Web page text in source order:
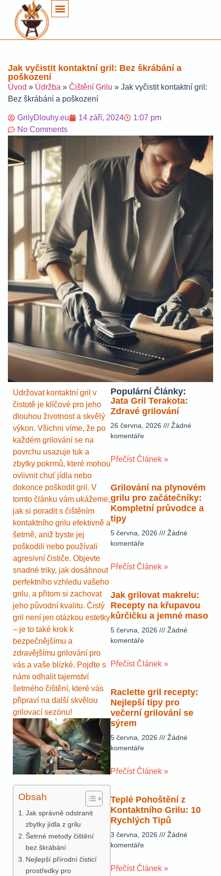
Jak vyčistit kontaktní gril: Bez škrábání a
poškození
Úvod » Údržba » Čištění Grilu » Jak vyčistit kontaktní gril:
Bez škrábání a poškození
GrilyDlouhy.eu 14 září, 2024
1:07 pm
No Comments
Udržovat kontaktní gril v
čistotě je klíčové pro jeho
dlouhou životnost a skvělý
výkon. Všichni víme, že po
každém grilování se na
povrchu usazuje tuk a
zbytky pokrmů, které mohou
ovlivnit chuť jídla nebo
dokonce poškodit gril. V
tomto článku vám ukážeme,
jak si poradit s čištěním
kontaktního grilu efektivně a
šetrně, aniž byste jej
poškodili nebo používali
agresivní čističe. Objevte
snadné triky, jak dosáhnout
perfektního vzhledu vašeho
grilu, a přitom si zachovat
jeho původní kvalitu. Čistý
gril není jen otázkou estetky
– je to také krok k
bezpečnějšímu a
zdravějšímu grilování pro
vás a vaše blízké. Pojďte s
námi odhalit tajemství
šetrného čištění, které vás
připraví na další skvělou
grilovací sezónu!
Obsah
Jak správně odstranit
zbytky jídla z grilu
Šetrné metody čištění
bez škrábání
Nejlepší přírodní čisticí
prostředky pro
Populární Články:
Jata Gril Terakota:
Zdravé grilování
26 června, 2026
Žádné
komentáře
Přečíst Článek »
Grilování na plynovém
grilu pro začátečníky:
Kompletní průvodce a
tipy
5 června, 2026
Žádné
komentáře
Přečíst Článek »
Jak grilovat makrelu:
Recepty na křupavou
kůrčičku a jemné maso
5 června, 2026
Žádné
komentáře
Přečíst Článek »
Raclette gril recepty:
Nejlepší tipy pro
večerní grilování se
sýrem
5 června, 2026
Žádné
komentáře
Přečíst Článek »
Teplé Pohoštění z
Kontaktního Grilu: 10
Rychlých Tipů
3 června, 2026
Žádné
komentáře
Přečíst Článek »